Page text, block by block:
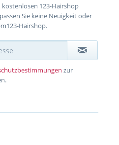
123-Hairshop
Sie keine Neuigkeit oder
Hairshop.
zur